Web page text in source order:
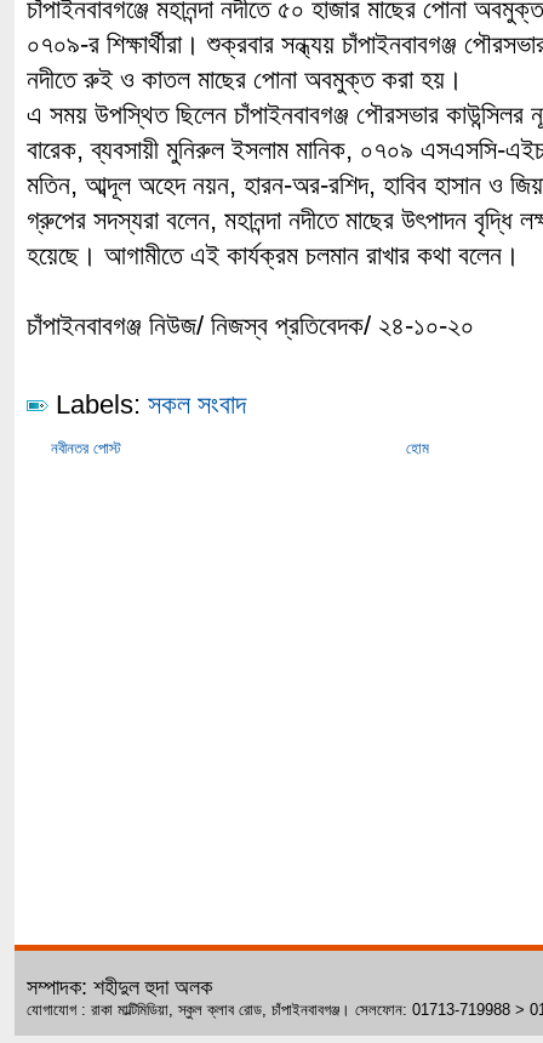
চাঁপাইনবাবগঞ্জে মহানন্দা নদীতে ৫০ হাজার মাছের পোনা
০৭০৯-র শিক্ষার্থীরা। শুক্রবার সন্ধ্যয় চাঁপাইনবাবগঞ্জ
নদীতে রুই ও কাতল মাছের পোনা অবমুক্ত করা হয়।
এ সময় উপস্থিত ছিলেন চাঁপাইনবাবগঞ্জ পৌরসভার
বারেক, ব্যবসায়ী মুনিরুল ইসলাম মানিক, ০৭০৯ এসএসসি-
মতিন, আব্দূল অহেদ নয়ন, হারন-অর-রশিদ, হাবিব হাসান ও
গ্রুপের সদস্যরা বলেন, মহানন্দা নদীতে মাছের উৎপাদন
হয়েছে। আগামীতে এই কার্যক্রম চলমান রাখার কথা বলেন।
চাঁপাইনবাবগঞ্জ নিউজ/ নিজস্ব প্রতিবেদক/ ২৪-১০-২০
Labels: সকল সংবাদ
নবীনতর পোস্ট হোম
সম্পাদক: শহীদুল হুদা অলক
যোগাযোগ : রাকা মাল্টিমিডিয়া, স্কুল ক্লাব রোড, চাঁপাইনবাবগঞ্জ। সেলফোন: 01713-